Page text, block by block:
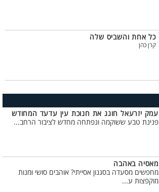
כל אחת והשביס שלה
קרן כהן
עמק יזרעאל חוגג את חנוכת עין עדעד המחודש
פנינת טבע ששוקמה ונפתחה מחדש לציבור הרחב...
מאסיה באהבה
מחפשים מסעדה בסגנון אסייתי? אוהבים סושי ומנות
מוקפצות ע...